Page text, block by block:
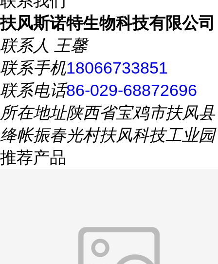
扶风斯诺特生物科技有限公司
联系人 王馨
联系手机18066733851
联系电话86-029-68872696
所在地址陕西省宝鸡市扶风县
绛帐振春光村扶风科技工业园
推荐产品